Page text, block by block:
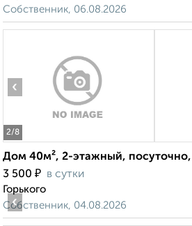
Собственник, 06.08.2026
2/8
‹
Дом 40м², 2-этажный, посуточно,
3 500 ₽ в сутки
Горького
Собственник, 04.08.2026
‹